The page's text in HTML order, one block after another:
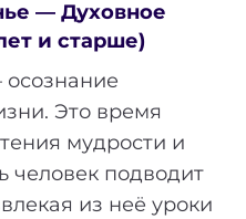
— Духовное
и старше)
Это время
мудрости и
человек подводит
из неё уроки